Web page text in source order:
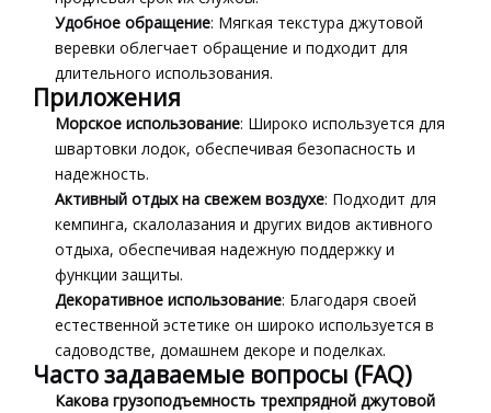
Удобное обращение: Мягкая текстура джутовой
веревки облегчает обращение и подходит для
длительного использования.
Приложения
Морское использование: Широко используется для
швартовки лодок, обеспечивая безопасность и
надежность.
Активный отдых на свежем воздухе: Подходит для
кемпинга, скалолазания и других видов активного
отдыха, обеспечивая надежную поддержку и
функции защиты.
Декоративное использование: Благодаря своей
естественной эстетике он широко используется в
садоводстве, домашнем декоре и поделках.
Часто задаваемые вопросы (FAQ)
Какова грузоподъемность трехпрядной джутовой